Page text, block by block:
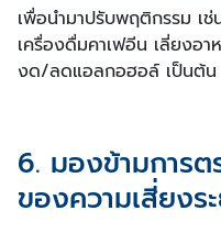
เพื่อนำมาปรับพฤติกรรม เช่
เครื่องดื่มคาเฟอีน เลี่ยงอ
งด/ลดแอลกอฮอล์ เป็นต้น
6. มองข้ามการ
ของความเสี่ยงร